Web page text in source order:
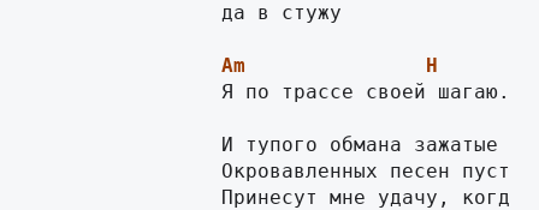
                да в стужу
Am
H
                Я по трассе своей шагаю.